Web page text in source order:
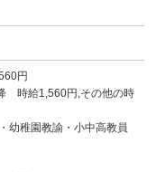
円
時給1,560円,その他の時
幼稚園教諭・小中高教員